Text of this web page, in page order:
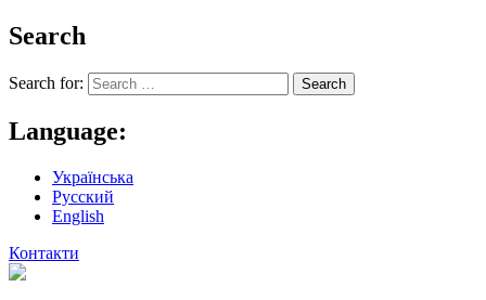
Search
Search for:
Language:
Українська
Русский
English
Контакти